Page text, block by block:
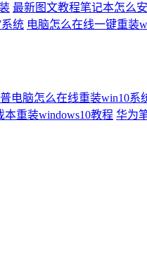
最新图文教程笔记本怎么
统 电脑怎么在线一键重装
电脑怎么在线重装win10系
重装windows10教程 华为